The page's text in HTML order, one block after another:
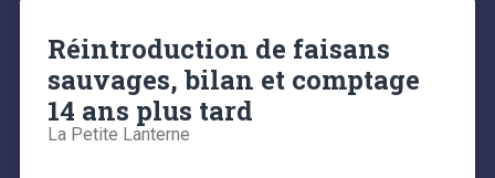
Réintroduction de faisans
sauvages, bilan et comptage
14 ans plus tard
La Petite Lanterne